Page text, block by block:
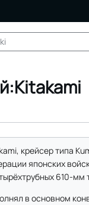
крейсер типа
японских
610-мм
в основном